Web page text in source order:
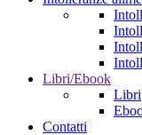
Libri/Ebook
Libri
Contatti